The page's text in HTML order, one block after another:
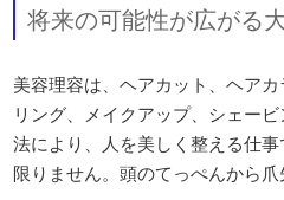
将来の可能性が広がる
美容理容は、ヘアカット、ヘア
リング、メイクアップ、シェー
法により、人を美しく整える仕
限りません。頭のてっぺんから爪